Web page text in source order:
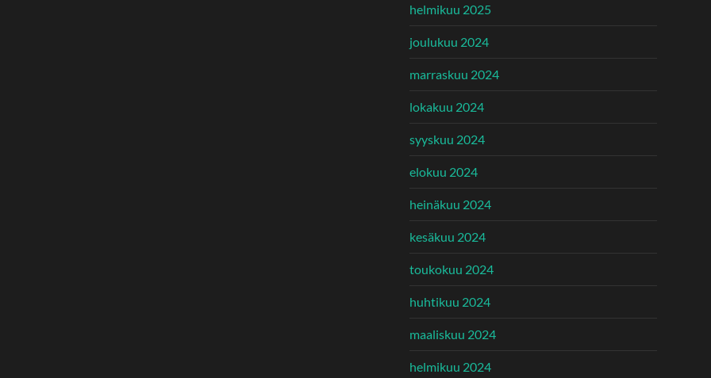
helmikuu 2025
joulukuu 2024
marraskuu 2024
lokakuu 2024
syyskuu 2024
elokuu 2024
heinäkuu 2024
kesäkuu 2024
toukokuu 2024
huhtikuu 2024
maaliskuu 2024
helmikuu 2024